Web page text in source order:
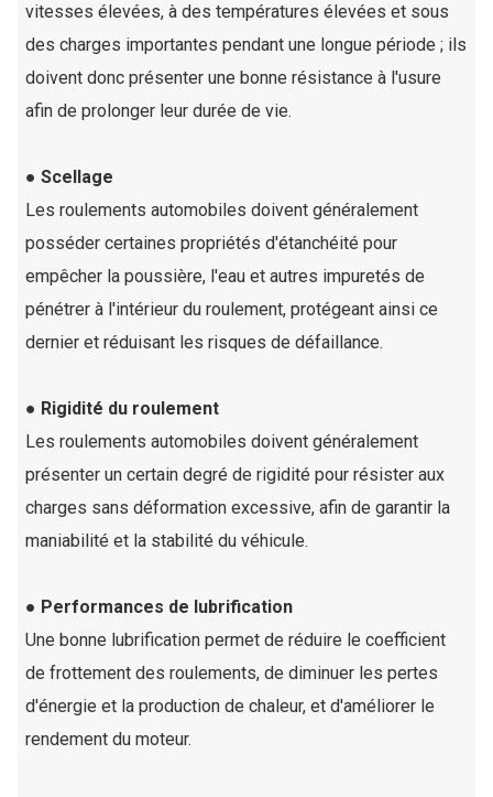
vitesses élevées, à des températures élevées et sous
des charges importantes pendant une longue période ; ils
doivent donc présenter une bonne résistance à l'usure
afin de prolonger leur durée de vie.
● Scellage
Les roulements automobiles doivent généralement
posséder certaines propriétés d'étanchéité pour
empêcher la poussière, l'eau et autres impuretés de
pénétrer à l'intérieur du roulement, protégeant ainsi ce
dernier et réduisant les risques de défaillance.
● Rigidité du roulement
Les roulements automobiles doivent généralement
présenter un certain degré de rigidité pour résister aux
charges sans déformation excessive, afin de garantir la
maniabilité et la stabilité du véhicule.
● Performances de lubrification
Une bonne lubrification permet de réduire le coefficient
de frottement des roulements, de diminuer les pertes
d'énergie et la production de chaleur, et d'améliorer le
rendement du moteur.